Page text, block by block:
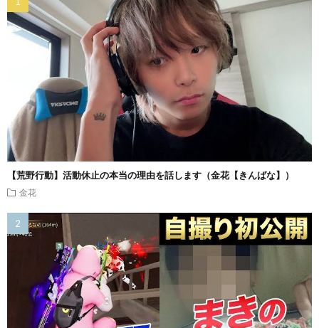
【荒野行動】活動休止の本当の理由を話します（金花【きんばな】）
金花